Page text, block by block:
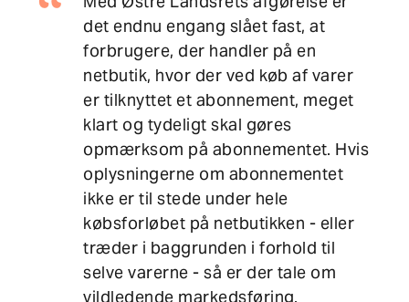
det endnu engang slået fast, at
forbrugere, der handler på en
netbutik, hvor der ved køb af varer
er tilknyttet et abonnement, meget
klart og tydeligt skal gøres
opmærksom på abonnementet. Hvis
oplysningerne om abonnementet
ikke er til stede under hele
købsforløbet på netbutikken - eller
træder i baggrunden i forhold til
selve varerne - så er der tale om
vildledende markedsføring.